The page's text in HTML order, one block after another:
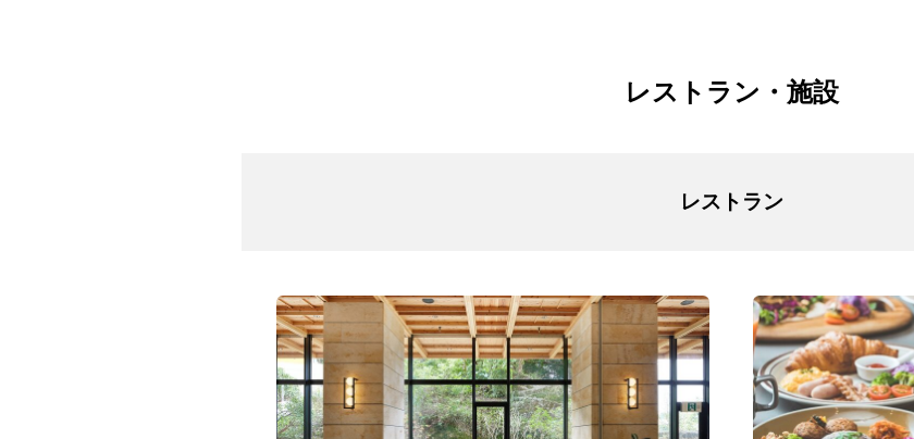
レストラン・施設
レストラン